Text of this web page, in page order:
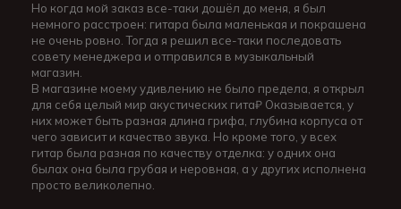
Но когда мой заказ все-таки дошёл до меня, я был
немного расстроен: гитара была маленькая и покрашена
не очень ровно. Тогда я решил все-таки последовать
совету менеджера и отправился в музыкальный
магазин.
В магазине моему удивлению не было предела, я открыл
для себя целый мир акустических гита₽ Оказывается, у
них может быть разная длина грифа, глубина корпуса от
чего зависит и качество звука. Но кроме того, у всех
гитар была разная по качеству отделка: у одних она
былах она была грубая и неровная, а у других исполнена
просто великолепно.